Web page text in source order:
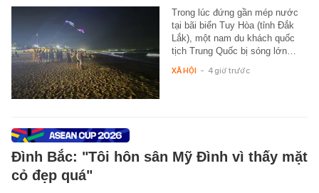
Trong lúc đứng gần mép nước
tại bãi biển Tuy Hòa (tỉnh Đắk
Lắk), một nam du khách quốc
tịch Trung Quốc bị sóng lớn…
XÃ HỘI - 4 giờ trước
Đình Bắc: "Tôi hôn sân Mỹ Đình vì thấy mặt
cỏ đẹp quá"